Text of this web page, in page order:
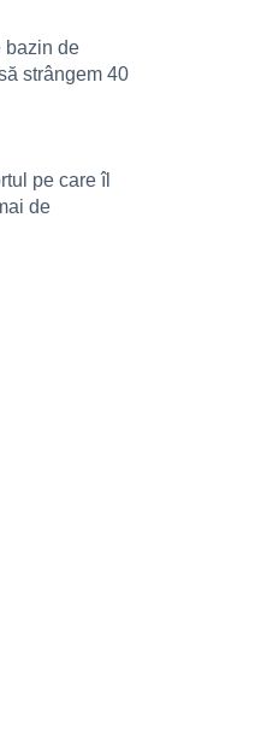
bazin de
strângem 40
pe care îl
de